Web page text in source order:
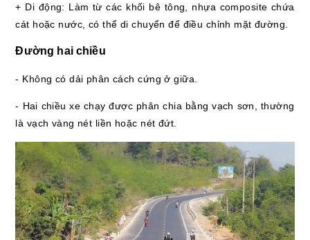
+ Di động: Làm từ các khối bê tông, nhựa composite chứa
cát hoặc nước, có thể di chuyển để điều chỉnh mặt đường.
Đường hai chiều
- Không có dải phân cách cứng ở giữa.
- Hai chiều xe chạy được phân chia bằng vạch sơn, thường
là vạch vàng nét liền hoặc nét đứt.